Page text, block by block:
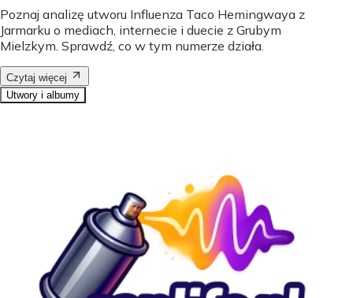
Poznaj analizę utworu Influenza Taco Hemingwaya z
Jarmarku o mediach, internecie i duecie z Grubym
Mielzkym. Sprawdź, co w tym numerze działa.
Czytaj więcej
Utwory i albumy